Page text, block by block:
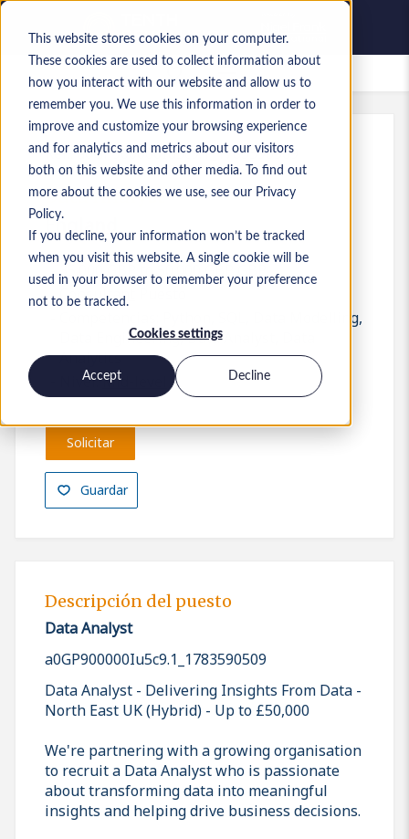
This website stores cookies on your computer.
These cookies are used to collect information about
how you interact with our website and allow us to
remember you. We use this information in order to
improve and customize your browsing experience
and for analytics and metrics about our visitors
both on this website and other media. To find out
more about the cookies we use, see our Privacy
Policy.
If you decline, your information won’t be tracked
when you visit this website. A single cookie will be
used in your browser to remember your preference
not to be tracked.
Cookies settings
Accept Decline
Empleos guardados
Ref. :a0GP900000Iu5c9.1_1783590509
Data Analyst
England
35.000 GBP to 50.000 GBP GBP
Consultant
Competencias: Python, SQL, Data Modelling,
Data Engineering, Data Analyst, Data
Analytics
Nivel:Mid-level
Guardar
Solicitar
Descripción del puesto
Data Analyst
a0GP900000Iu5c9.1_1783590509
Data Analyst - Delivering Insights From Data -
North East UK (Hybrid) - Up to £50,000
We're partnering with a growing organisation
to recruit a Data Analyst who is passionate
about transforming data into meaningful
insights and helping drive business decisions.